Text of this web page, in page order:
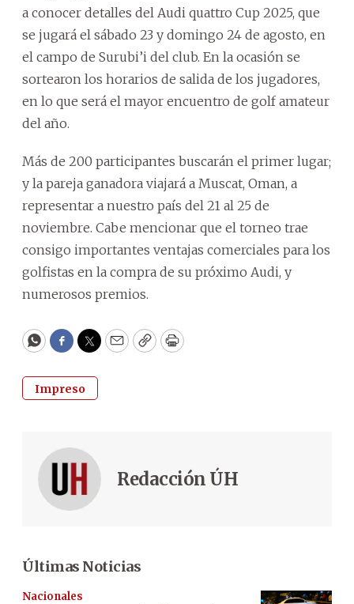
a conocer detalles del Audi quattro Cup 2025, que
se jugará el sábado 23 y domingo 24 de agosto, en
el campo de Surubi’i del club. En la ocasión se
sortearon los horarios de salida de los jugadores,
en lo que será el mayor encuentro de golf amateur
del año.
Más de 200 participantes buscarán el primer lugar;
y la pareja ganadora viajará a Muscat, Oman, a
representar a nuestro país del 21 al 25 de
noviembre. Cabe mencionar que el torneo trae
consigo importantes ventajas comerciales para los
golfistas en la compra de su próximo Audi, y
numerosos premios.
WhatsApp
Facebook
Twitter
EmailCopyPrint
Impreso
Redacción ÚH
Últimas Noticias
Nacionales